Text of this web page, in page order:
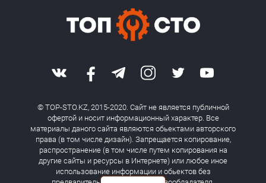
© TOP-STO.KZ, 2015-2020. Сайт не является публичной
офертой и носит информационный характер. Все
материалы даного сайта являются обьектами авторского
права (в том числе дизайн). Запрещается копирование,
распространение (в том числе путем копирования на
другие сайты и ресурсы в Интернете) или любое иное
использование информации и обьектов без